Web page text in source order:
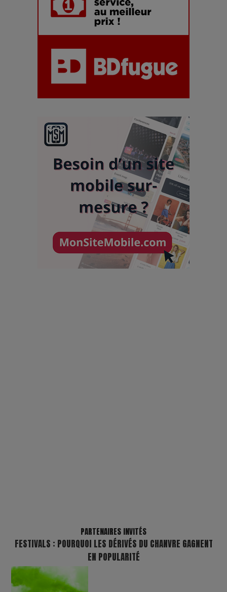
PARTENAIRES INVITÉS
FESTIVALS : POURQUOI LES DÉRIVÉS DU CHANVRE GAGNENT
EN POPULARITÉ